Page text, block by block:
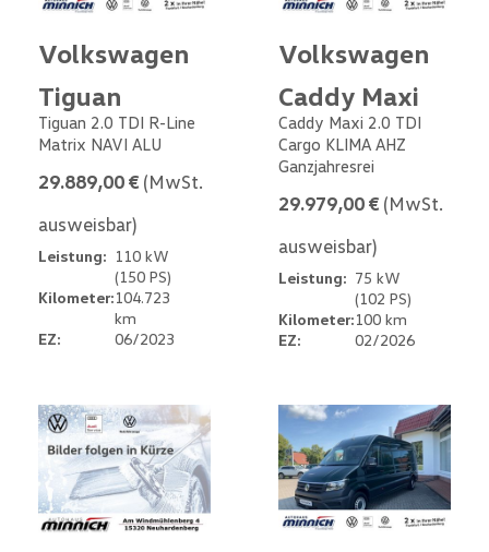
Volkswagen
Tiguan
Tiguan 2.0 TDI R-Line
Matrix NAVI ALU
29.889,00 € (MwSt.
ausweisbar)
Leistung: 110 kW
(150 PS)
Kilometer:104.723
km
EZ:
06/2023
Volkswagen
Caddy Maxi
Caddy Maxi 2.0 TDI
Cargo KLIMA AHZ
Ganzjahresrei
29.979,00 € (MwSt.
ausweisbar)
Leistung: 75 kW
(102 PS)
Kilometer:100 km
EZ:
02/2026